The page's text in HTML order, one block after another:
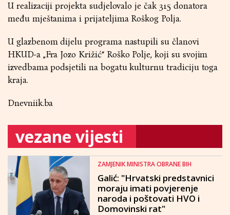
U realizaciji projekta sudjelovalo je čak 315 donatora
među mještanima i prijateljima Roškog Polja.
U glazbenom dijelu programa nastupili su članovi
HKUD-a „Fra Jozo Križić“ Roško Polje, koji su svojim
izvedbama podsjetili na bogatu kulturnu tradiciju toga
kraja.
Dnevniik.ba
vezane vijesti
ZAMJENIK MINISTRA OBRANE BIH
Galić: "Hrvatski predstavnici
moraju imati povjerenje
naroda i poštovati HVO i
Domovinski rat"